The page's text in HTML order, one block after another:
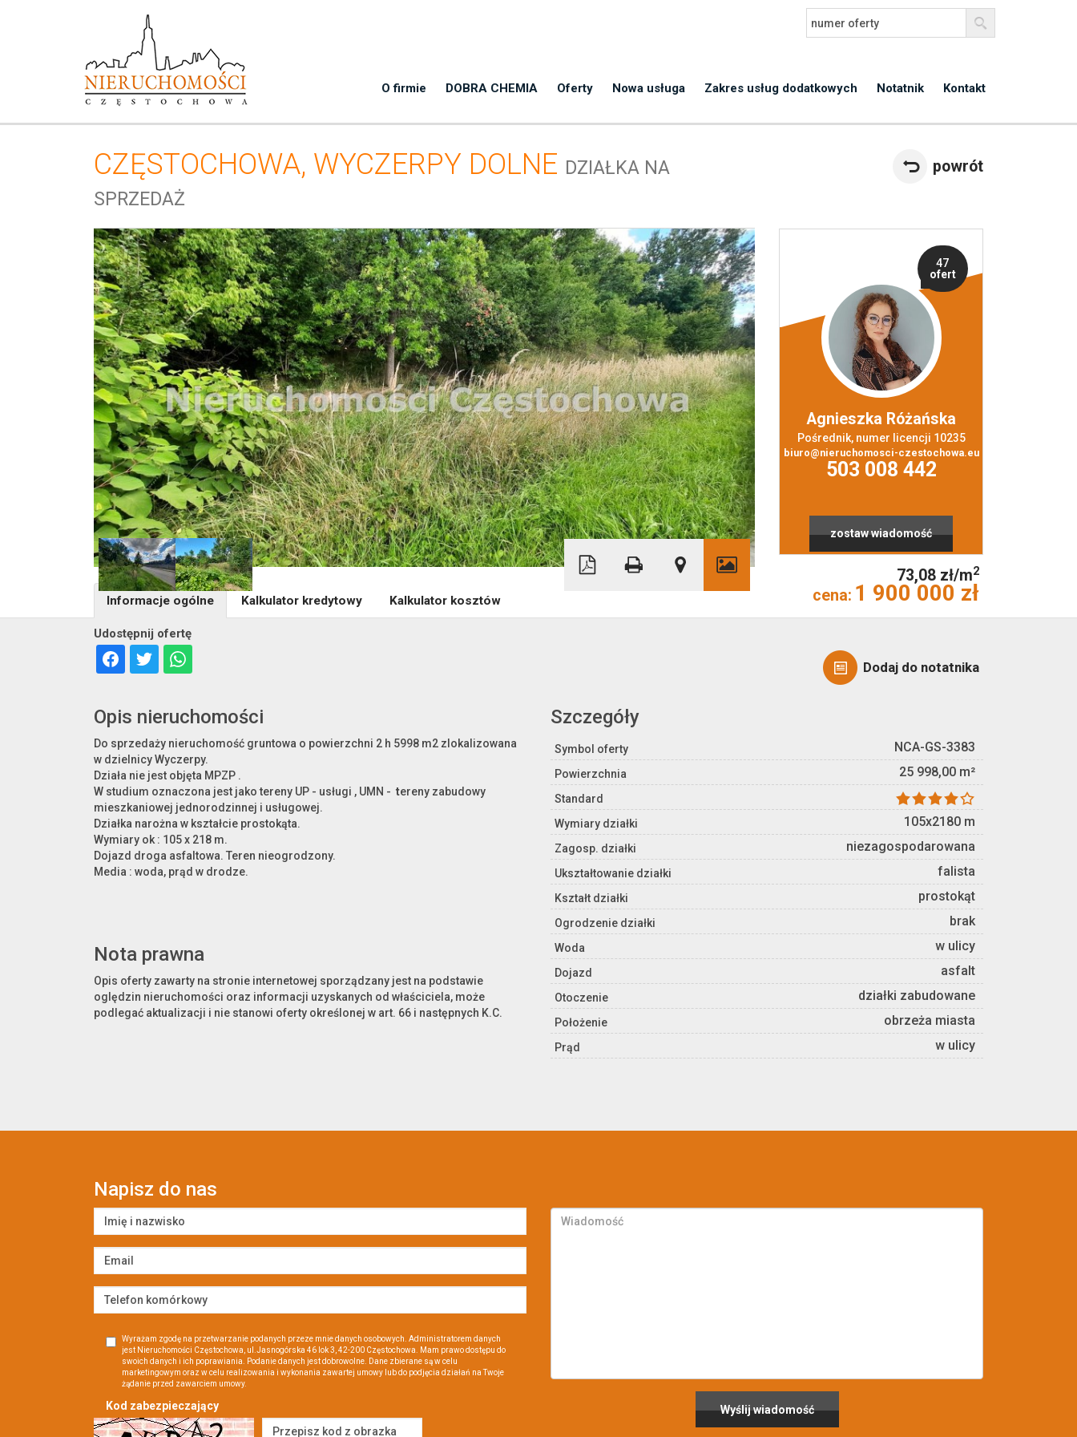
O firmie DOBRA CHEMIA Oferty Nowa usługa Zakres usług dodatkowych Notatnik Kontakt
CZĘSTOCHOWA, WYCZERPY DOLNE DZIAŁKA NA
SPRZEDAŻ
powrót
+
−
© OpenMapTiles © OpenStreetMap contributors
47
ofert
Agnieszka Różańska
Pośrednik, numer licencji 10235
biuro@nieruchomosci-czestochowa.eu
503 008 442
zostaw wiadomość
73,08 zł/m2
cena: 1 900 000 zł
Dodaj do notatnika
Udostępnij ofertę
Informacje ogólne Kalkulator kredytowy Kalkulator kosztów
Opis nieruchomości
Do sprzedaży nieruchomość gruntowa o powierzchni 2 h 5998 m2 zlokalizowana
w dzielnicy Wyczerpy.
Działa nie jest objęta MPZP .
W studium oznaczona jest jako tereny UP - usługi , UMN - tereny zabudowy
mieszkaniowej jednorodzinnej i usługowej.
Działka narożna w kształcie prostokąta.
Wymiary ok : 105 x 218 m.
Dojazd droga asfaltowa. Teren nieogrodzony.
Media : woda, prąd w drodze.
Nota prawna
Opis oferty zawarty na stronie internetowej sporządzany jest na podstawie
oględzin nieruchomości oraz informacji uzyskanych od właściciela, może
podlegać aktualizacji i nie stanowi oferty określonej w art. 66 i następnych K.C.
Szczegóły
Symbol oferty NCA-GS-3383
Powierzchnia 25 998,00 m²
Standard
Wymiary działki
105x2180 m
Zagosp. działki niezagospodarowana
Ukształtowanie działki falista
Kształt działki prostokąt
Ogrodzenie działki brak
Woda w ulicy
Dojazd asfalt
Otoczenie działki zabudowane
Położenie obrzeża miasta
Prąd w ulicy
Napisz do nas
Wyrażam zgodę na przetwarzanie podanych przeze mnie danych osobowych. Administratorem danych
jest Nieruchomości Częstochowa, ul.Jasnogórska 46 lok 3, 42-200 Częstochowa. Mam prawo dostępu do
swoich danych i ich poprawiania. Podanie danych jest dobrowolne. Dane zbierane są w celu
marketingowym oraz w celu realizowania i wykonania zawartej umowy lub do podjęcia działań na Twoje
żądanie przed zawarciem umowy.
Kod zabezpieczający